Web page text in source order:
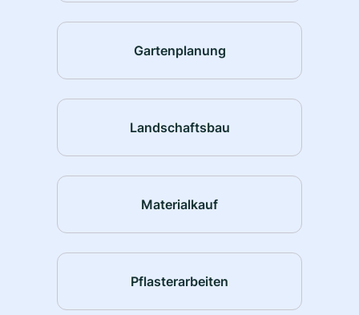
Gartenplanung
Landschaftsbau
Materialkauf
Pflasterarbeiten